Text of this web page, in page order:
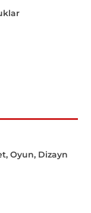
Oyun, Dizayn